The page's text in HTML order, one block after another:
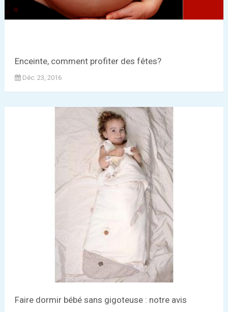
Enceinte, comment profiter des fêtes?
Déc. 23, 2016
Faire dormir bébé sans gigoteuse : notre avis